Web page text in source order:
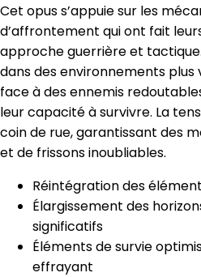
Cet opus s’appuie sur les
d’affrontement qui ont fait
approche guerrière et
dans des environnements plus
face à des ennemis
leur capacité à survivre. La
coin de rue, garantissant des
et de frissons inoubliables.
Réintégration des
Élargissement des
significatifs
Éléments de survie
effrayant